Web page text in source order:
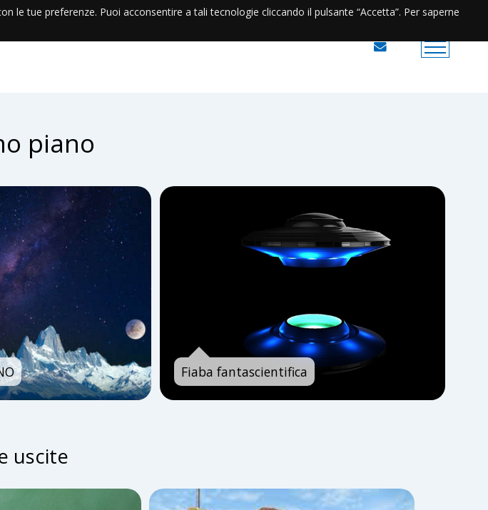
piano
Fiaba fantascientifica
uscite
tue preferenze. Puoi acconsentire a tali tecnologie cliccando il pulsante “Accetta”. Per saperne